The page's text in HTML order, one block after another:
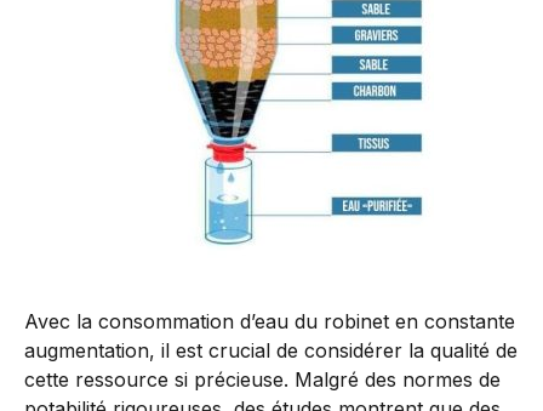
Avec la consommation d’eau du robinet en constante
augmentation, il est crucial de considérer la qualité de
cette ressource si précieuse. Malgré des normes de